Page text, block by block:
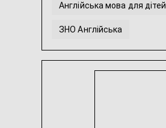
Англійська мова для дітей
ЗНО Англійська
Американська англійська